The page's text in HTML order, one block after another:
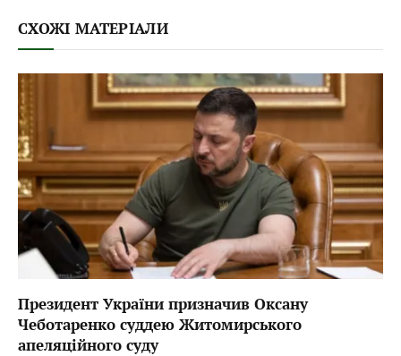
СХОЖІ МАТЕРІАЛИ
Президент України призначив Оксану
Чеботаренко суддею Житомирського
апеляційного суду